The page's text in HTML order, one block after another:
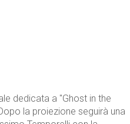
dedicata a "Ghost in the
la proiezione seguirà una